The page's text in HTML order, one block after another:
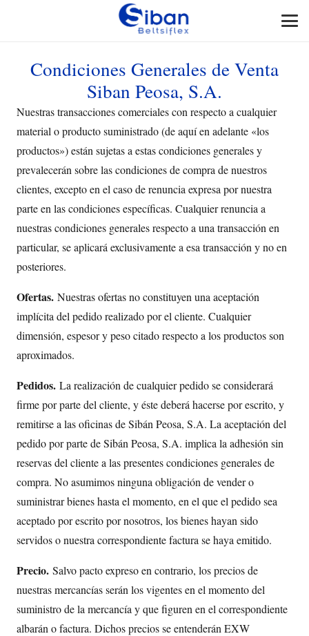
Condiciones Generales de Venta
Siban Peosa, S.A.
Nuestras transacciones comerciales con respecto a cualquier
material o producto suministrado (de aquí en adelante «los
productos») están sujetas a estas condiciones generales y
prevalecerán sobre las condiciones de compra de nuestros
clientes, excepto en el caso de renuncia expresa por nuestra
parte en las condiciones específicas. Cualquier renuncia a
nuestras condiciones generales respecto a una transacción en
particular, se aplicará exclusivamente a esa transacción y no en
posteriores.
Ofertas. Nuestras ofertas no constituyen una aceptación
implícita del pedido realizado por el cliente. Cualquier
dimensión, espesor y peso citado respecto a los productos son
aproximados.
Pedidos. La realización de cualquier pedido se considerará
firme por parte del cliente, y éste deberá hacerse por escrito, y
remitirse a las oficinas de Sibán Peosa, S.A. La aceptación del
pedido por parte de Sibán Peosa, S.A. implica la adhesión sin
reservas del cliente a las presentes condiciones generales de
compra. No asumimos ninguna obligación de vender o
suministrar bienes hasta el momento, en el que el pedido sea
aceptado por escrito por nosotros, los bienes hayan sido
servidos o nuestra correspondiente factura se haya emitido.
Precio. Salvo pacto expreso en contrario, los precios de
nuestras mercancías serán los vigentes en el momento del
suministro de la mercancía y que figuren en el correspondiente
albarán o factura. Dichos precios se entenderán EXW